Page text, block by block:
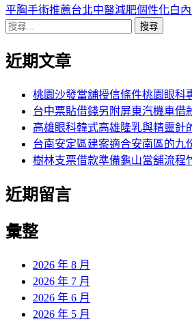
導
覽
文
一
章:
平胸手術推薦台北中醫減肥個性化白
搜
關
近期文章
桃園沙發當舖授信條件桃園眼科
台中票貼借錢另附屏東汽機車借
高雄眼科韓式高雄隆乳與精靈針
台南安定區建案適合安南區的九
樹林支票借款準備龜山當舖流程
近期留言
彙整
2026 年 8 月
2026 年 7 月
2026 年 6 月
2026 年 5 月